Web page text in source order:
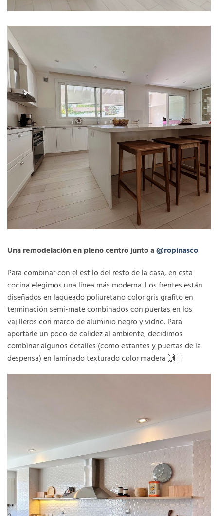
Una remodelación en pleno centro junto a@ropinasco
Para combinar con el estilo del resto de la casa, en esta
cocina elegimos una línea más moderna. Los frentes están
diseñados en laqueado poliuretano color gris grafito en
terminación semi-mate combinados con puertas en los
vajilleros con marco de aluminio negro y vidrio. Para
aportarle un poco de calidez al ambiente, decidimos
combinar algunos detalles (como estantes y puertas de la
despensa) en laminado texturado color madera 🙌🏻